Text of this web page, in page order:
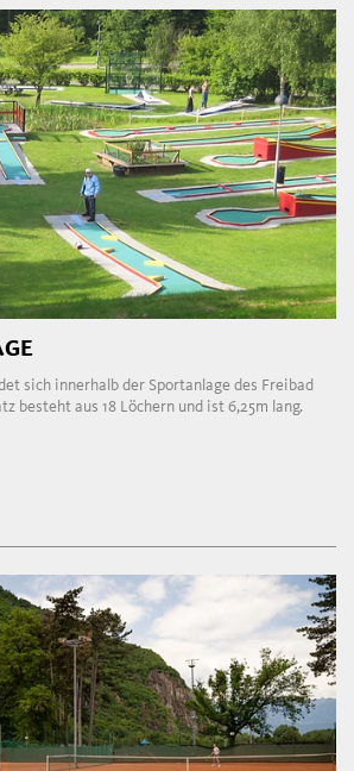
sich innerhalb der Sportanlage des Freibad
besteht aus 18 Löchern und ist 6,25m lang.